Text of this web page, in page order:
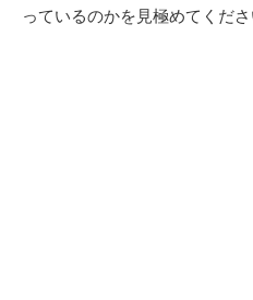
っているのかを見極めてくださ